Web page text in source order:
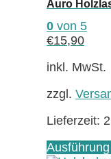
Auro
0 von 5
€15,90
inkl. MwSt.
zzgl.
Lieferzeit: